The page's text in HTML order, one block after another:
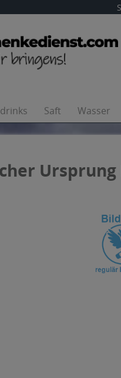
Saft Wasser
Ursprung